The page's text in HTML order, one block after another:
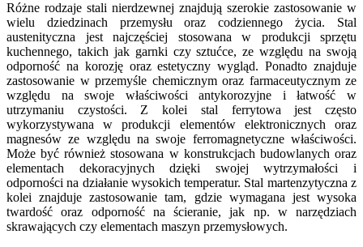
Różne rodzaje stali nierdzewnej znajdują szerokie zastosowanie w
wielu dziedzinach przemysłu oraz codziennego życia. Stal
austenityczna jest najczęściej stosowana w produkcji sprzętu
kuchennego, takich jak garnki czy sztućce, ze względu na swoją
odporność na korozję oraz estetyczny wygląd. Ponadto znajduje
zastosowanie w przemyśle chemicznym oraz farmaceutycznym ze
względu na swoje właściwości antykorozyjne i łatwość w
utrzymaniu czystości. Z kolei stal ferrytowa jest często
wykorzystywana w produkcji elementów elektronicznych oraz
magnesów ze względu na swoje ferromagnetyczne właściwości.
Może być również stosowana w konstrukcjach budowlanych oraz
elementach dekoracyjnych dzięki swojej wytrzymałości i
odporności na działanie wysokich temperatur. Stal martenzytyczna z
kolei znajduje zastosowanie tam, gdzie wymagana jest wysoka
twardość oraz odporność na ścieranie, jak np. w narzędziach
skrawających czy elementach maszyn przemysłowych.